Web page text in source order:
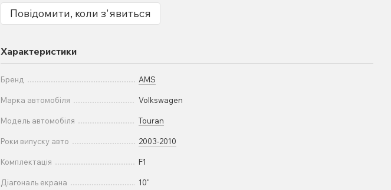
Повідомити, коли з'явиться
Характеристики
Бренд AMS
Марка автомобіля Volkswagen
Модель автомобіля Touran
Роки випуску авто 2003-2010
Комплектація F1
Діагональ екрана 10"